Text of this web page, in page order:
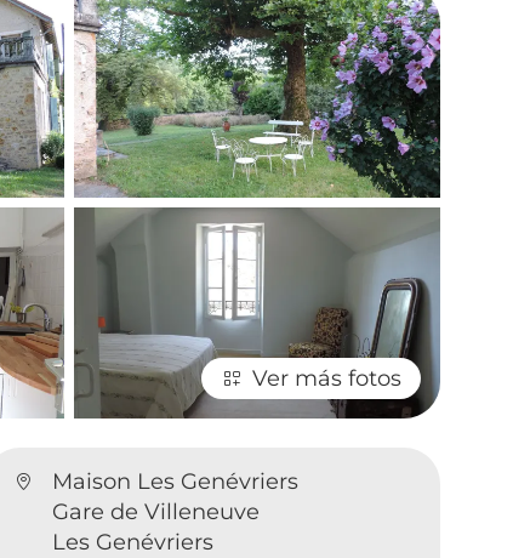
Ver más fotos
Maison Les Genévriers
Gare de Villeneuve
Les Genévriers